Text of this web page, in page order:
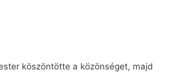
köszöntötte a közönséget, majd